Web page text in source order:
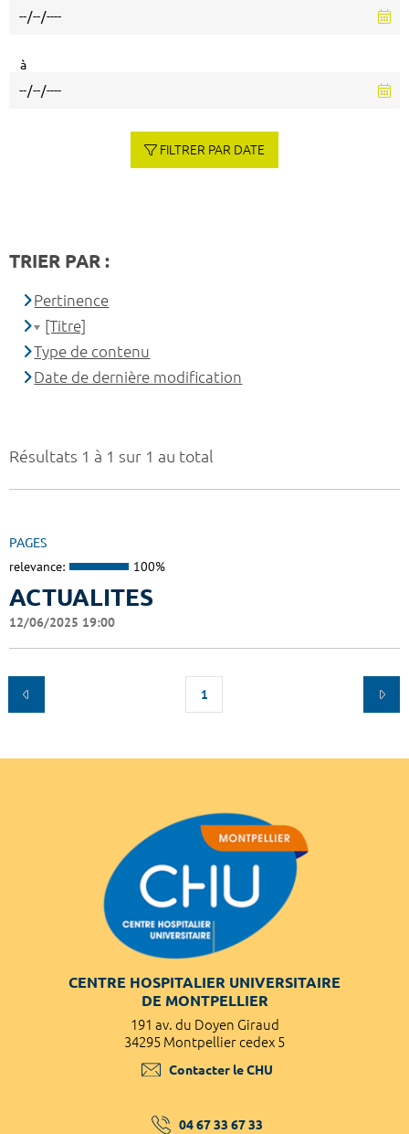
Résultats 1 à 1 sur 1 au total
PAGES
relevance: 100%
ACTUALITES
12/06/2025 19:00
1
à
FILTRER PAR DATE
TRIER PAR :
Pertinence
[Titre]
Type de contenu
Date de dernière modification
CENTRE HOSPITALIER UNIVERSITAIRE
DE MONTPELLIER
191 av. du Doyen Giraud
34295 Montpellier cedex 5
Contacter le CHU
04 67 33 67 33